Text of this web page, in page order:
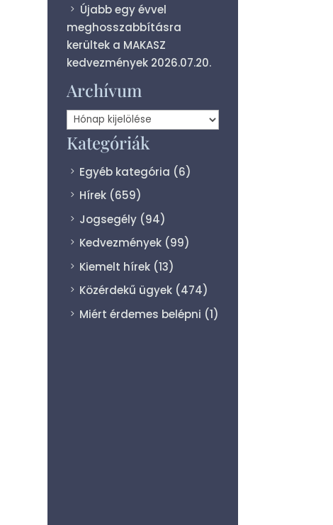
Újabb egy évvel
meghosszabbításra
kerültek a MAKASZ
kedvezmények 2026.07.20.
Archívum
Archívum
Kategóriák
Egyéb kategória (6)
Hírek(659)
Jogsegély(94)
Kedvezmények(99)
Kiemelt hírek(13)
Közérdekű ügyek(474)
Miért érdemes belépni (1)